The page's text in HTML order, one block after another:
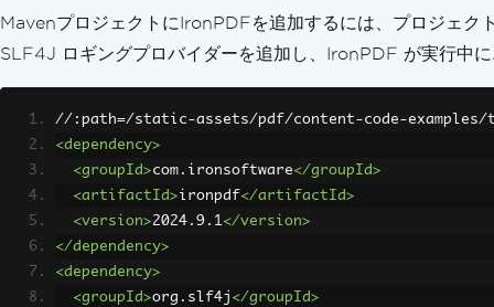
MavenプロジェクトにIronPDFを追加するには、プロジェク
SLF4J ロギングプロバイダーを追加し、IronPDF が実行中
//:path=/static-assets/pdf/content-code-examples/
<dependency>
<groupId>com.ironsoftware</groupId>
<artifactId>ironpdf</artifactId>
<version>2024.9.1</version>
</dependency>
<dependency>
<groupId>org.slf4j</groupId>